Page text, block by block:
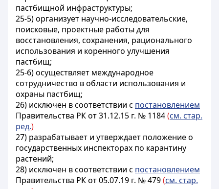
пастбищной инфраструктуры;
25-5) организует научно-исследовательские,
поисковые, проектные работы для
восстановления, сохранения, рационального
использования и коренного улучшения
пастбищ;
25-6) осуществляет международное
сотрудничество в области использования и
охраны пастбищ;
26) исключен в соответствии с постановлением
Правительства РК от 31.12.15 г. № 1184(см. стар.
ред.)
27) разрабатывает и утверждает положение о
государственных инспекторах по карантину
растений;
28) исключен в соответствии с постановлением
Правительства РК от 05.07.19 г. № 479(см. стар.